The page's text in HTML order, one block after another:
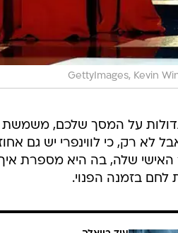
GettyImages, Kevin
על המסך שלכם, משמשת
לא רק, כי לווינפרי יש גם
לחם בזמנה הפנוי.